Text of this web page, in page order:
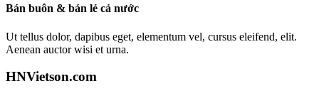
Bán buôn & bán lẻ cả nước
Ut tellus dolor, dapibus eget, elementum vel, cursus eleifend, elit.
Aenean auctor wisi et urna.
HNVietson.com